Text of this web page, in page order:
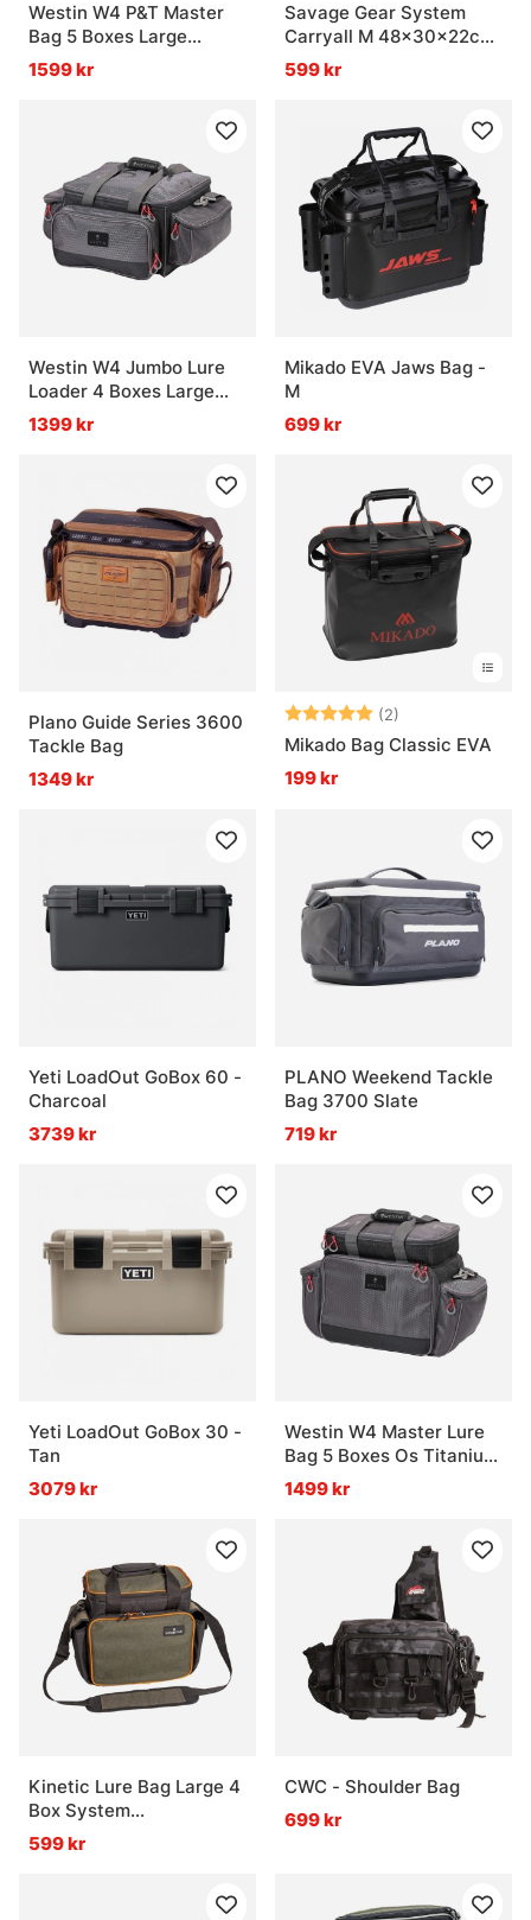
Westin W4 P&T Master
Bag 5 Boxes Large
Titanium Black
1599 kr
Savage Gear System
Carryall M 48x30x22cm
18L
599 kr
Westin W4 Jumbo Lure
Loader 4 Boxes Large
Titanium Black
1399 kr
Mikado EVA Jaws Bag -
M
699 kr
Plano Guide Series 3600
Tackle Bag
1349 kr
Betyg: (2)
Mikado Bag Classic EVA
199 kr
Yeti LoadOut GoBox 60 -
Charcoal
3739 kr
PLANO Weekend Tackle
Bag 3700 Slate
719 kr
Yeti LoadOut GoBox 30 -
Tan
3079 kr
Westin W4 Master Lure
Bag 5 Boxes Os Titanium
Black
1499 kr
Kinetic Lure Bag Large 4
Box System
40x20x35cm
599 kr
CWC - Shoulder Bag
699 kr